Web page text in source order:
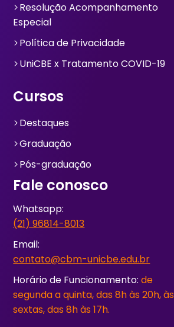
arrow_forward_ios Resolução Acompanhamento
Especial
arrow_forward_ios Política de Privacidade
arrow_forward_ios UniCBE x Tratamento COVID-19
Cursos
arrow_forward_ios Destaques
arrow_forward_iosGraduação
arrow_forward_ios Pós-graduação
Fale conosco
Whatsapp:
(21) 96814-8013
Email:
contato@cbm-unicbe.edu.br
Horário de Funcionamento: de
segunda a quinta, das 8h às 20h, às
sextas, das 8h às 17h.